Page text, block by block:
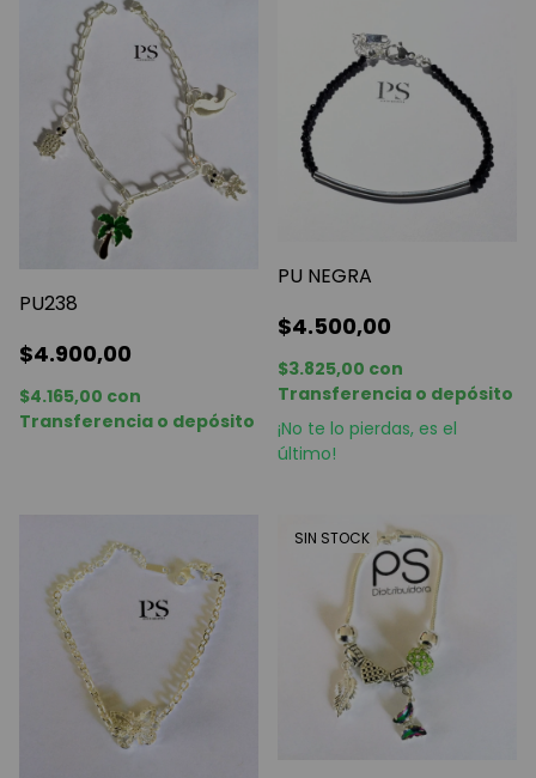
PU238
$4.900,00
$4.165,00 con
Transferencia o depósito
PU NEGRA
$4.500,00
$3.825,00 con
Transferencia o depósito
¡No te lo pierdas, es el
último!
SIN STOCK